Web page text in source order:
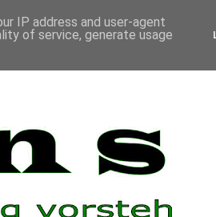
IP address and user-agent
of service, generate usage